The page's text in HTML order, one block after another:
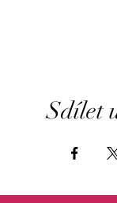
Sdílet